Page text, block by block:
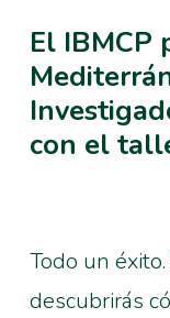
El IBMCP
con el
Todo un
descubrirás